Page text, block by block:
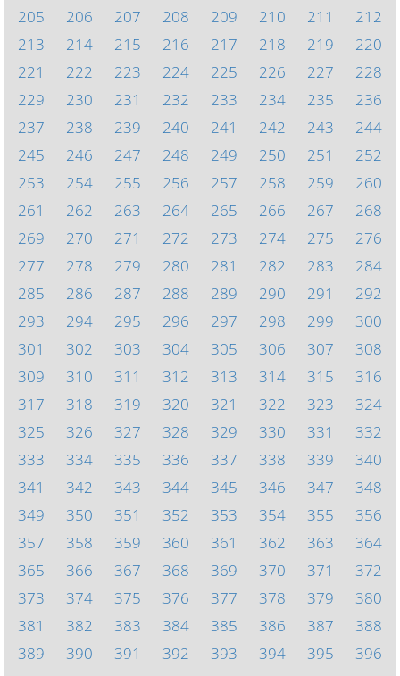
205
206 207 208 209 210 211
212
213
214 215 216 217 218 219
220
221
222 223 224 225 226 227
228
229
230 231 232 233 234 235
236
237
238 239 240 241 242 243
244
245
246 247 248 249 250 251
252
253
254 255 256 257 258 259
260
261
262 263 264 265 266 267
268
269
270 271 272 273 274 275
276
277
278 279 280 281 282 283
284
285
286 287 288 289 290 291
292
293
294 295 296 297 298 299
300
301
302 303 304 305 306 307
308
309
310 311 312 313 314 315
316
317
318 319 320 321 322 323
324
325
326 327 328 329 330 331
332
333
334 335 336 337 338 339
340
341
342 343 344 345 346 347
348
349
350 351 352 353 354 355
356
357
358 359 360 361 362 363
364
365
366 367 368 369 370 371
372
373
374 375 376 377 378 379
380
381
382 383 384 385 386 387
388
389
390 391 392 393 394 395
396